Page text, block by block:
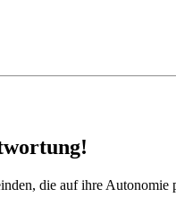
die auf ihre Autonomie